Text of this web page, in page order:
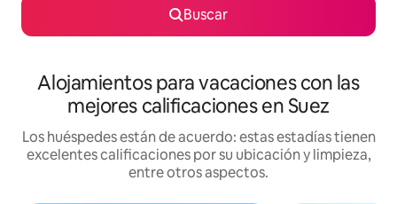
Buscar
Alojamientos para vacaciones con las
mejores calificaciones en Suez
Los huéspedes están de acuerdo: estas estadías tienen
excelentes calificaciones por su ubicación y limpieza,
entre otros aspectos.